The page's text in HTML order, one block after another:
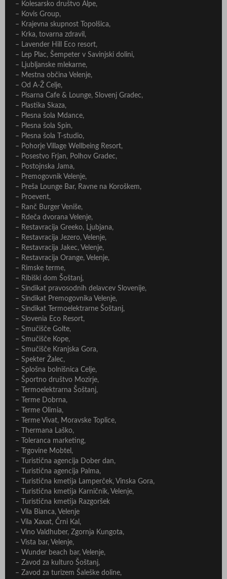
– Kolesarsko društvo Alpe,
– Kovis Group,
– Krajevna skupnost Topolšica,
– Krka, tovarna zdravil,
– Lavender Hill Eco resort,
– Lep Plac, Šempeter v Savinjski dolini,
– Ljubljanske mlekarne,
– Mestna občina Velenje,
– Od A-Ž Celje,
– Pisarna Cafe & Lounge, Slovenj Gradec,
– Plastika Skaza,
– Plesna šola Mdance,
– Plesna šola Spin,
– Plesna šola T-studio,
– Pohorje Village Wellbeing Resort,
– Posestvo Frjan, Polhov Gradec,
– Postojnska Jama,
– Premogovnik Velenje,
– Preša Lounge Bar, Ravne na Koroškem,
– Proevent,
– Ranč Burger Veniše,
– Rdeča dvorana Velenje,
– Restavracija Greeko, Ljubjana,
– Restavracija Jezero, Velenje,
– Restavracija Jakec, Velenje,
– Restavracija Orange, Velenje,
– Rimske terme,
– Ribiški dom Šoštanj,
– Sindikat pravosodnih delavcev Slovenije,
– Sindikat Premogovnika Velenje,
– Sindikat Termoelektrarne Šoštanj,
– Slovenia Eco Resort,
– Smučišče Golte,
– Smučišče Kope,
– Smučišče Kranjska Gora,
– Spekter Žalec,
– Splošna bolnišnica Celje,
– Športno društvo Mozirje,
– Termoelektrarna Šoštanj,
– Terme Dobrna,
– Terme Olimia,
– Terme Vivat, Moravske Toplice,
– Thermana Laško,
– Toleranca marketing,
– Trgovine Mobtel,
– Turistična agencija Dober dan,
– Turistična agencija Palma,
– Turistična kmetija Lamperček, Vinska Gora,
– Turistična kmetija Karničnik, Velenje,
– Turistična kmetija Razgoršek
– Vila Bianca, Velenje
– Vila Xaxat, Črni Kal,
– Vino Valdhuber, Zgornja Kungota,
– Vista bar, Velenje,
– Wunder beach bar, Velenje,
– Zavod za kulturo Šoštanj,
– Zavod za turizem Šaleške doline,